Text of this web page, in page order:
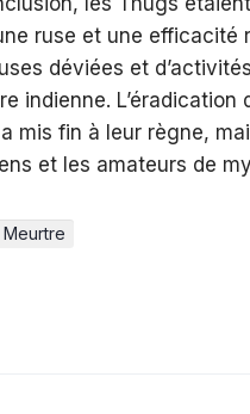
ruse et une efficacité
déviées et
indienne.
mis fin à leur règne,
et les amateurs de
Meurtre